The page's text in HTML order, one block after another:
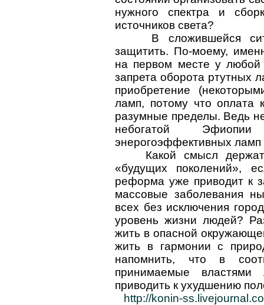
нужного спектра и
источников света?
В сложившейся
защитить. По-моему,
на первом месте у любой
запрета оборота ртутных
приобретение
ламп, потому что оплата
разумные пределы. Ведь
небогатой
энерогоэффективных ламп
Какой смысл
«будущих поколений»,
реформа уже приводит к
массовые заболевания
всех без исключения
уровень жизни людей?
жить в опасной
жить в гармонии с
напомнить, что в
принимаемые
приводить к ухудшению
http://konin-